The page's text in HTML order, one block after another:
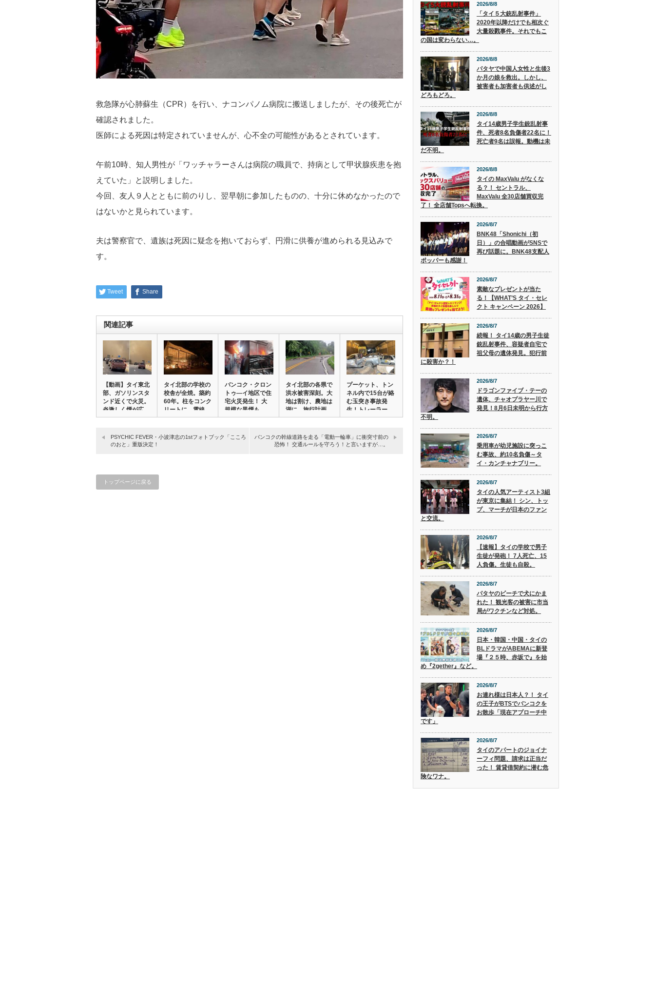
救急隊が心肺蘇生（CPR）を行い、ナコンパノム病院に搬送しましたが、その後死亡が
確認されました。
医師による死因は特定されていませんが、心不全の可能性があるとされています。
午前10時、知人男性が「ワッチャラーさんは病院の職員で、持病として甲状腺疾患を抱
えていた」と説明しました。
今回、友人９人とともに前のりし、翌早朝に参加したものの、十分に休めなかったので
はないかと見られています。
夫は警察官で、遺族は死因に疑念を抱いておらず、円滑に供養が進められる見込みで
す。
Tweet Share
関連記事
【動画】タイ東北
部、ガソリンスタ
ンド近くで火災。
炎激しく煙が広
が…
タイ北部の学校の
校舎が全焼。築約
60年。柱をコンク
リートに、電線…
バンコク・クロン
トゥ―イ地区で住
宅火災発生！ 大
規模な黒煙も。
タイ北部の各県で
洪水被害深刻。大
地は割け、農地は
湖に。旅行計画
な…
プーケット、トン
ネル内で15台が絡
む玉突き事故発
生！トレーラー
の…
PSYCHIC FEVER・小波津志の1stフォトブック「こころ
のおと」重版決定！
バンコクの幹線道路を走る「電動一輪車」に衝突寸前の
恐怖！ 交通ルールを守ろう！と言いますが…。
トップページに戻る
2026/8/8
「タイ５大銃乱射事件」
2020年以降だけでも相次ぐ
大量殺戮事件。それでもこ
の国は変わらない…。
2026/8/8
パタヤで中国人女性と生後3
か月の娘を救出。しかし、
被害者も加害者も供述がし
どろもどろ。
2026/8/8
タイ14歳男子学生銃乱射事
件、死者8名負傷者22名に！
死亡者9名は誤報。動機は未
だ不明。
2026/8/8
タイの MaxValu がなくな
る？！ セントラル、
MaxValu 全30店舗買収完
了！ 全店舗Topsへ転換。
2026/8/7
BNK48「Shonichi（初
日）」の合唱動画がSNSで
再び話題に。BNK48支配人
ポッパーも感謝！
2026/8/7
素敵なプレゼントが当た
る！【WHAT’S タイ・セレ
クト キャンペーン 2026】
2026/8/7
続報！ タイ14歳の男子生徒
銃乱射事件、容疑者自宅で
祖父母の遺体発見。犯行前
に殺害か？！
2026/8/7
ドラゴンファイブ・テーの
遺体、チャオプラヤー川で
発見！8月6日未明から行方
不明。
2026/8/7
乗用車が幼児施設に突っこ
む事故、約10名負傷～タ
イ・カンチャナブリー。
2026/8/7
タイの人気アーティスト3組
が東京に集結！ シン、トッ
プ、マーチが日本のファン
と交流。
2026/8/7
【速報】タイの学校で男子
生徒が発砲！ 7人死亡、15
人負傷。生徒も自殺。
2026/8/7
パタヤのビーチで犬にかま
れた！ 観光客の被害に市当
局がワクチンなど対処。
2026/8/7
日本・韓国・中国・タイの
BLドラマがABEMAに新登
場『２５時、赤坂で』を始
め『2gether』など。
2026/8/7
お連れ様は日本人？！ タイ
の王子がBTSでバンコクを
お散歩「現在アプローチ中
です」
2026/8/7
タイのアパートのジョイナ
ーフィ問題、請求は正当だ
った！ 賃貸借契約に潜む危
険なワナ。